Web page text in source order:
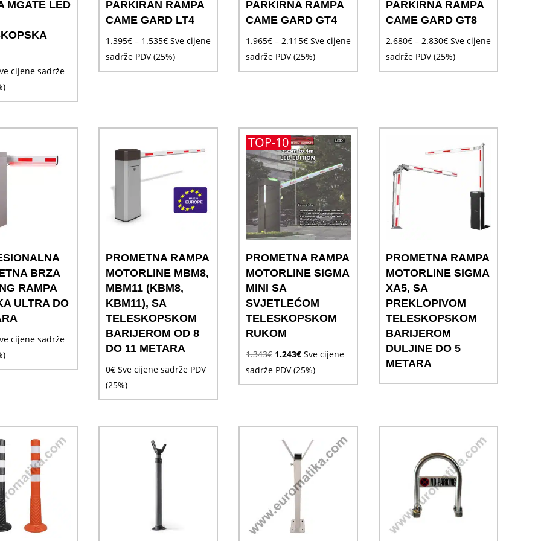
MGATE LED
cijene sadrže
PARKIRAN RAMPA
CAME GARD LT4
1.395€ – 1.535€Raspon
cijena:
od
Sve cijene
sadrže PDV (25%)
PARKIRNA RAMPA
CAME GARD GT4
1.965€ – 2.115€Raspon
cijena:
od
Sve cijene
sadrže PDV (25%)
PARKIRNA RAMPA
CAME GARD GT8
2.680€ – 2.830€Raspon
cijena:
od
Sve cijene
sadrže PDV (25%)
BRZA
RAMPA
ULTRA DO
cijene sadrže
PROMETNA RAMPA
MOTORLINE MBM8,
MBM11 (KBM8,
KBM11), SA
TELESKOPSKOM
BARIJEROM OD 8
DO 11 METARA
0€ Sve cijene sadrže PDV
(25%)
TOP-10
PROMETNA RAMPA
MOTORLINE SIGMA
MINI SA
SVJETLEĆOM
TELESKOPSKOM
RUKOM
1.343€ Izvorna
cijena
bila
1.243€Trenutna
cijena
je:
Sve cijene
sadrže PDV (25%)
PROMETNA RAMPA
MOTORLINE SIGMA
XA5, SA
PREKLOPIVOM
TELESKOPSKOM
BARIJEROM
DULJINE DO 5
METARA